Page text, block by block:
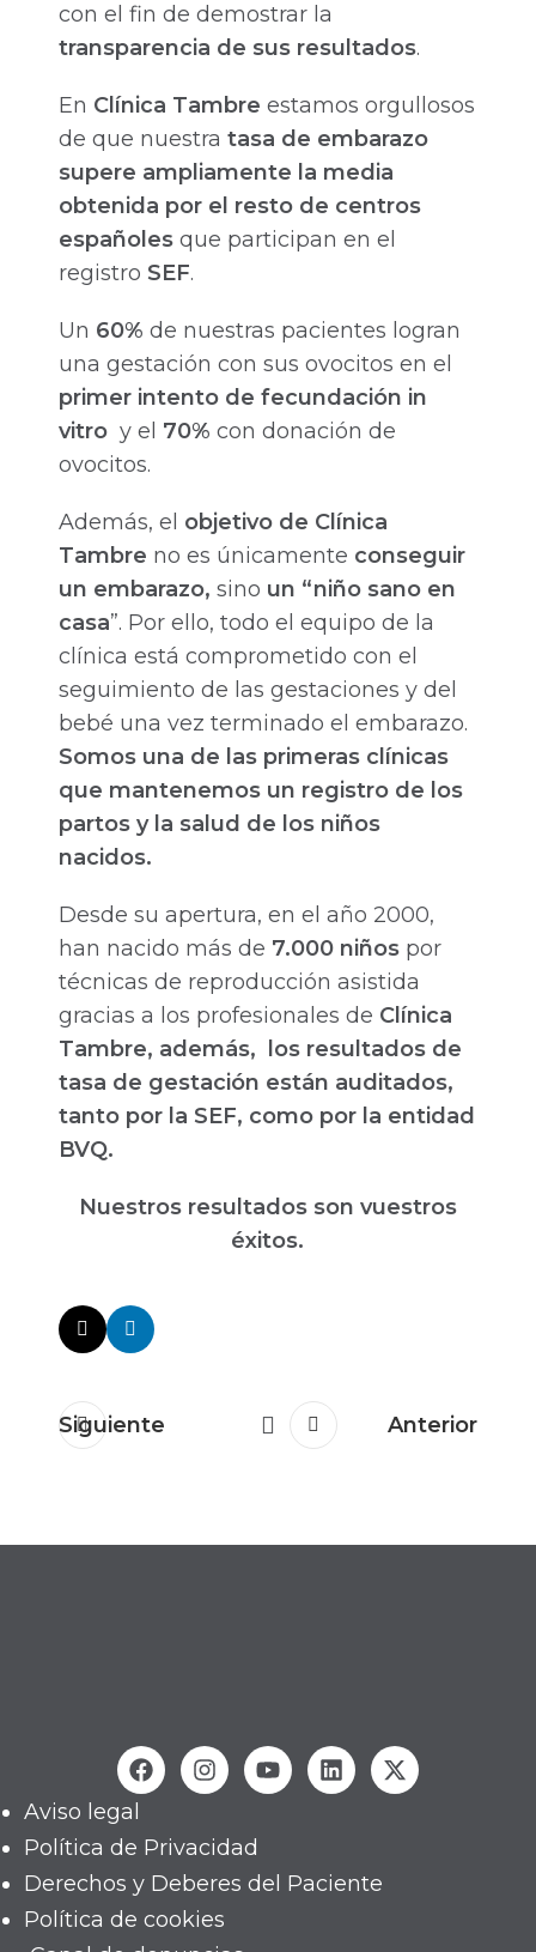
con el fin de demostrar la
transparencia de sus resultados.
En Clínica Tambre estamos orgullosos
de que nuestra tasa de embarazo
supere ampliamente la media
obtenida por el resto de centros
españoles que participan en el
registro SEF.
Un 60% de nuestras pacientes logran
una gestación con sus ovocitos en el
primer intento de fecundación in
vitro y el 70% con donación de
ovocitos.
Además, el objetivo de Clínica
Tambre no es únicamente conseguir
un embarazo, sino un “niño sano en
casa”. Por ello, todo el equipo de la
clínica está comprometido con el
seguimiento de las gestaciones y del
bebé una vez terminado el embarazo.
Somos una de las primeras clínicas
que mantenemos un registro de los
partos y la salud de los niños
nacidos.
Desde su apertura, en el año 2000,
han nacido más de 7.000 niños por
técnicas de reproducción asistida
gracias a los profesionales de Clínica
Tambre, además, los resultados de
tasa de gestación están auditados,
tanto por la SEF, como por la entidad
BVQ.
Nuestros resultados son vuestros
éxitos.
Siguiente Anterior
Aviso legal
Política de Privacidad
Derechos y Deberes del Paciente
Política de cookies